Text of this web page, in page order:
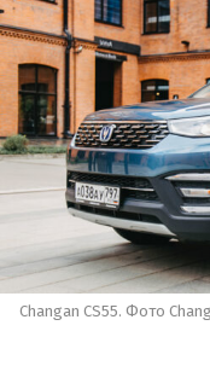
Changan CS55. Фото